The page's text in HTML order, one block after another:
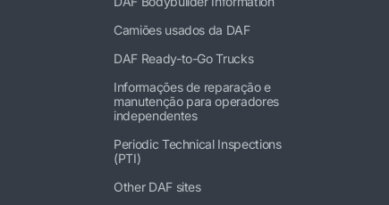
Camiões usados da DAF
DAF Ready-to-Go Trucks
Informações de reparação e
manutenção para operadores
independentes
Periodic Technical Inspections
(PTI)
Other DAF sites